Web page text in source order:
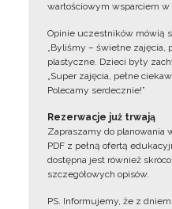
wartościowym wsparciem
Opinie uczestników mówią
„Byliśmy – świetne zajęcia,
plastyczne. Dzieci były
„Super zajęcia, pełne
Polecamy serdecznie!”
Rezerwacje już trwają
Zapraszamy do planowania
PDF z pełną ofertą
dostępna jest również
szczegółowych opisów.
PS. Informujemy, że z